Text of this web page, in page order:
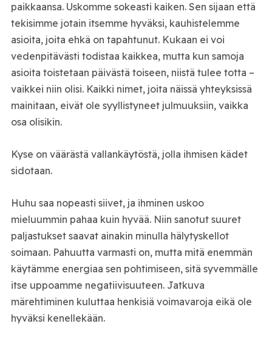
paikkaansa. Uskomme sokeasti kaiken. Sen sijaan että
tekisimme jotain itsemme hyväksi, kauhistelemme
asioita, joita ehkä on tapahtunut. Kukaan ei voi
vedenpitävästi todistaa kaikkea, mutta kun samoja
asioita toistetaan päivästä toiseen, niistä tulee totta –
vaikkei niin olisi. Kaikki nimet, joita näissä yhteyksissä
mainitaan, eivät ole syyllistyneet julmuuksiin, vaikka
osa olisikin.
Kyse on väärästä vallankäytöstä, jolla ihmisen kädet
sidotaan.
Huhu saa nopeasti siivet, ja ihminen uskoo
mieluummin pahaa kuin hyvää. Niin sanotut suuret
paljastukset saavat ainakin minulla hälytyskellot
soimaan. Pahuutta varmasti on, mutta mitä enemmän
käytämme energiaa sen pohtimiseen, sitä syvemmälle
itse uppoamme negatiivisuuteen. Jatkuva
märehtiminen kuluttaa henkisiä voimavaroja eikä ole
hyväksi kenellekään.